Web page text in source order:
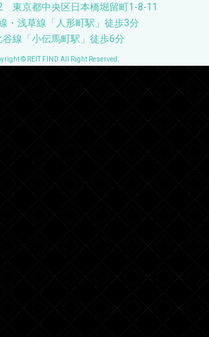
東京都中央区日本橋堀留町1-8-11
・浅草線「人形町駅」徒歩3分
谷線「小伝馬町駅」徒歩6分
© REIT FIND All Right Reserved.